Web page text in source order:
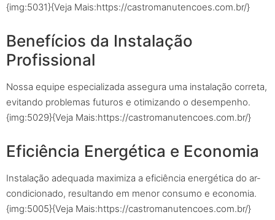
{img:5031}{Veja Mais:https://castromanutencoes.com.br/}
Benefícios da Instalação
Profissional
Nossa equipe especializada assegura uma instalação correta,
evitando problemas futuros e otimizando o desempenho.
{img:5029}{Veja Mais:https://castromanutencoes.com.br/}
Eficiência Energética e Economia
Instalação adequada maximiza a eficiência energética do ar-
condicionado, resultando em menor consumo e economia.
{img:5005}{Veja Mais:https://castromanutencoes.com.br/}